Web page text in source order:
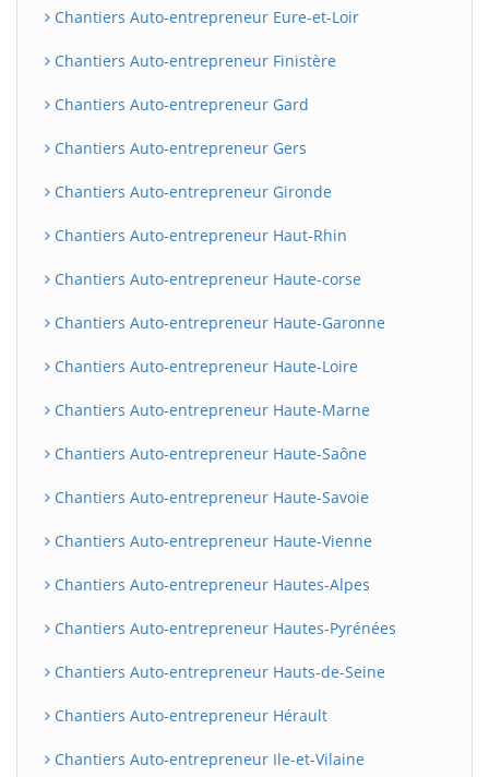
Chantiers Auto-entrepreneur Eure-et-Loir
Chantiers Auto-entrepreneur Finistère
Chantiers Auto-entrepreneur Gard
Chantiers Auto-entrepreneur Gers
Chantiers Auto-entrepreneur Gironde
Chantiers Auto-entrepreneur Haut-Rhin
Chantiers Auto-entrepreneur Haute-corse
Chantiers Auto-entrepreneur Haute-Garonne
Chantiers Auto-entrepreneur Haute-Loire
Chantiers Auto-entrepreneur Haute-Marne
Chantiers Auto-entrepreneur Haute-Saône
Chantiers Auto-entrepreneur Haute-Savoie
Chantiers Auto-entrepreneur Haute-Vienne
Chantiers Auto-entrepreneur Hautes-Alpes
Chantiers Auto-entrepreneur Hautes-Pyrénées
Chantiers Auto-entrepreneur Hauts-de-Seine
Chantiers Auto-entrepreneur Hérault
Chantiers Auto-entrepreneur Ile-et-Vilaine